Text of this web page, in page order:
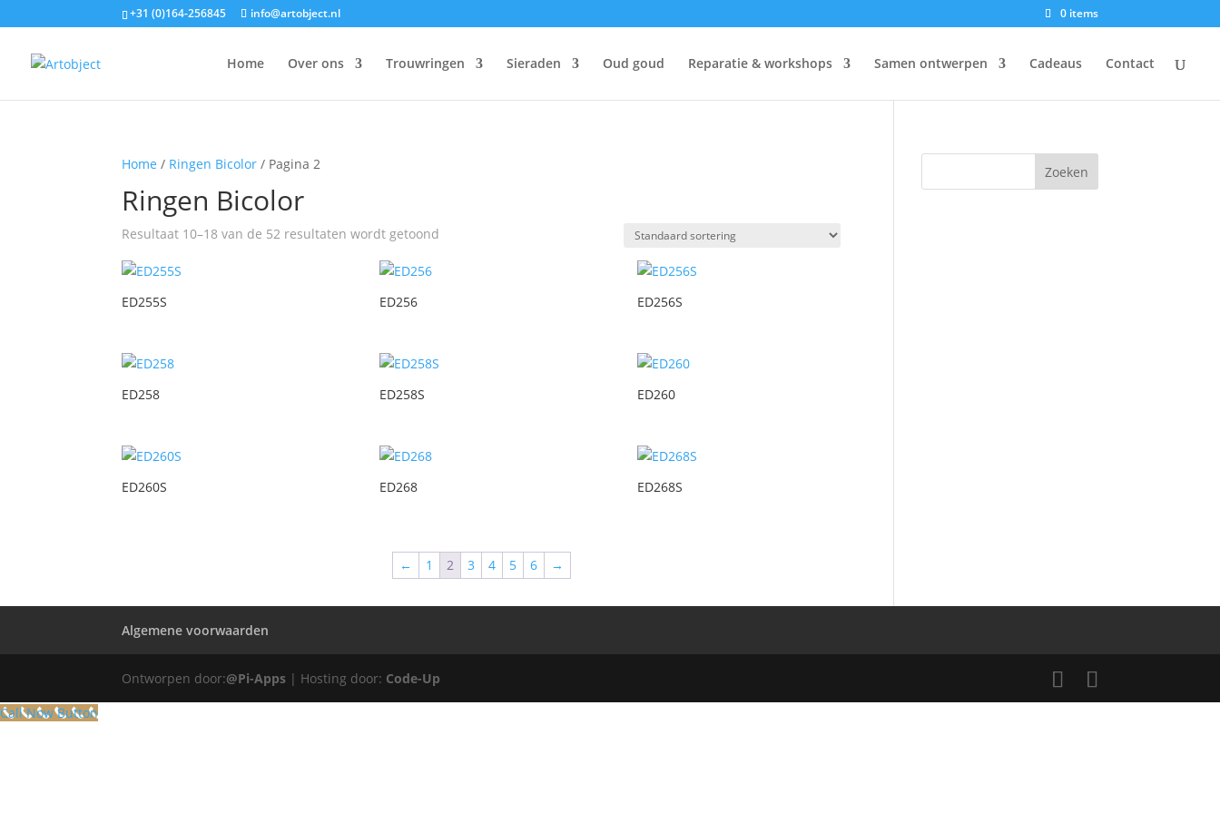
+31 (0)164-256845 info@artobject.nl 0 items
Home Over ons Trouwringen Sieraden Oud goud Reparatie & workshops Samen ontwerpen Cadeaus Contact
Home / Ringen Bicolor / Pagina 2
Ringen Bicolor
Resultaat 10–18 van de 52 resultaten wordt getoond
ED255S ED256 ED256S
ED258 ED258S ED260
ED260S ED268 ED268S
← 1 2 3 4 5 6 →
Algemene voorwaarden
Ontworpen door:@Pi-Apps | Hosting door: Code-Up
Call Now Button